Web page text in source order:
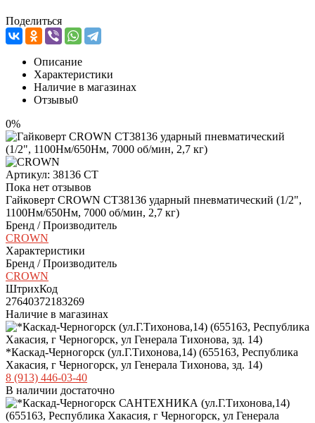
Поделиться
Описание
Характеристики
Наличие в магазинах
Отзывы0
0%
Артикул: 38136 СТ
Пока нет отзывов
Гайковерт CROWN CT38136 ударный пневматический (1/2",
1100Нм/650Нм, 7000 об/мин, 2,7 кг)
Бренд / Производитель
CROWN
Характеристики
Бренд / Производитель
CROWN
ШтрихКод
27640372183269
Наличие в магазинах
*Каскад-Черногорск (ул.Г.Тихонова,14) (655163, Республика
Хакасия, г Черногорск, ул Генерала Тихонова, зд. 14)
8 (913) 446-03-40
В наличии достаточно